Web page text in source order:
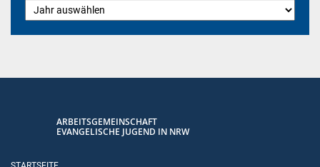
ARBEITSGEMEINSCHAFT
EVANGELISCHE JUGEND IN NRW